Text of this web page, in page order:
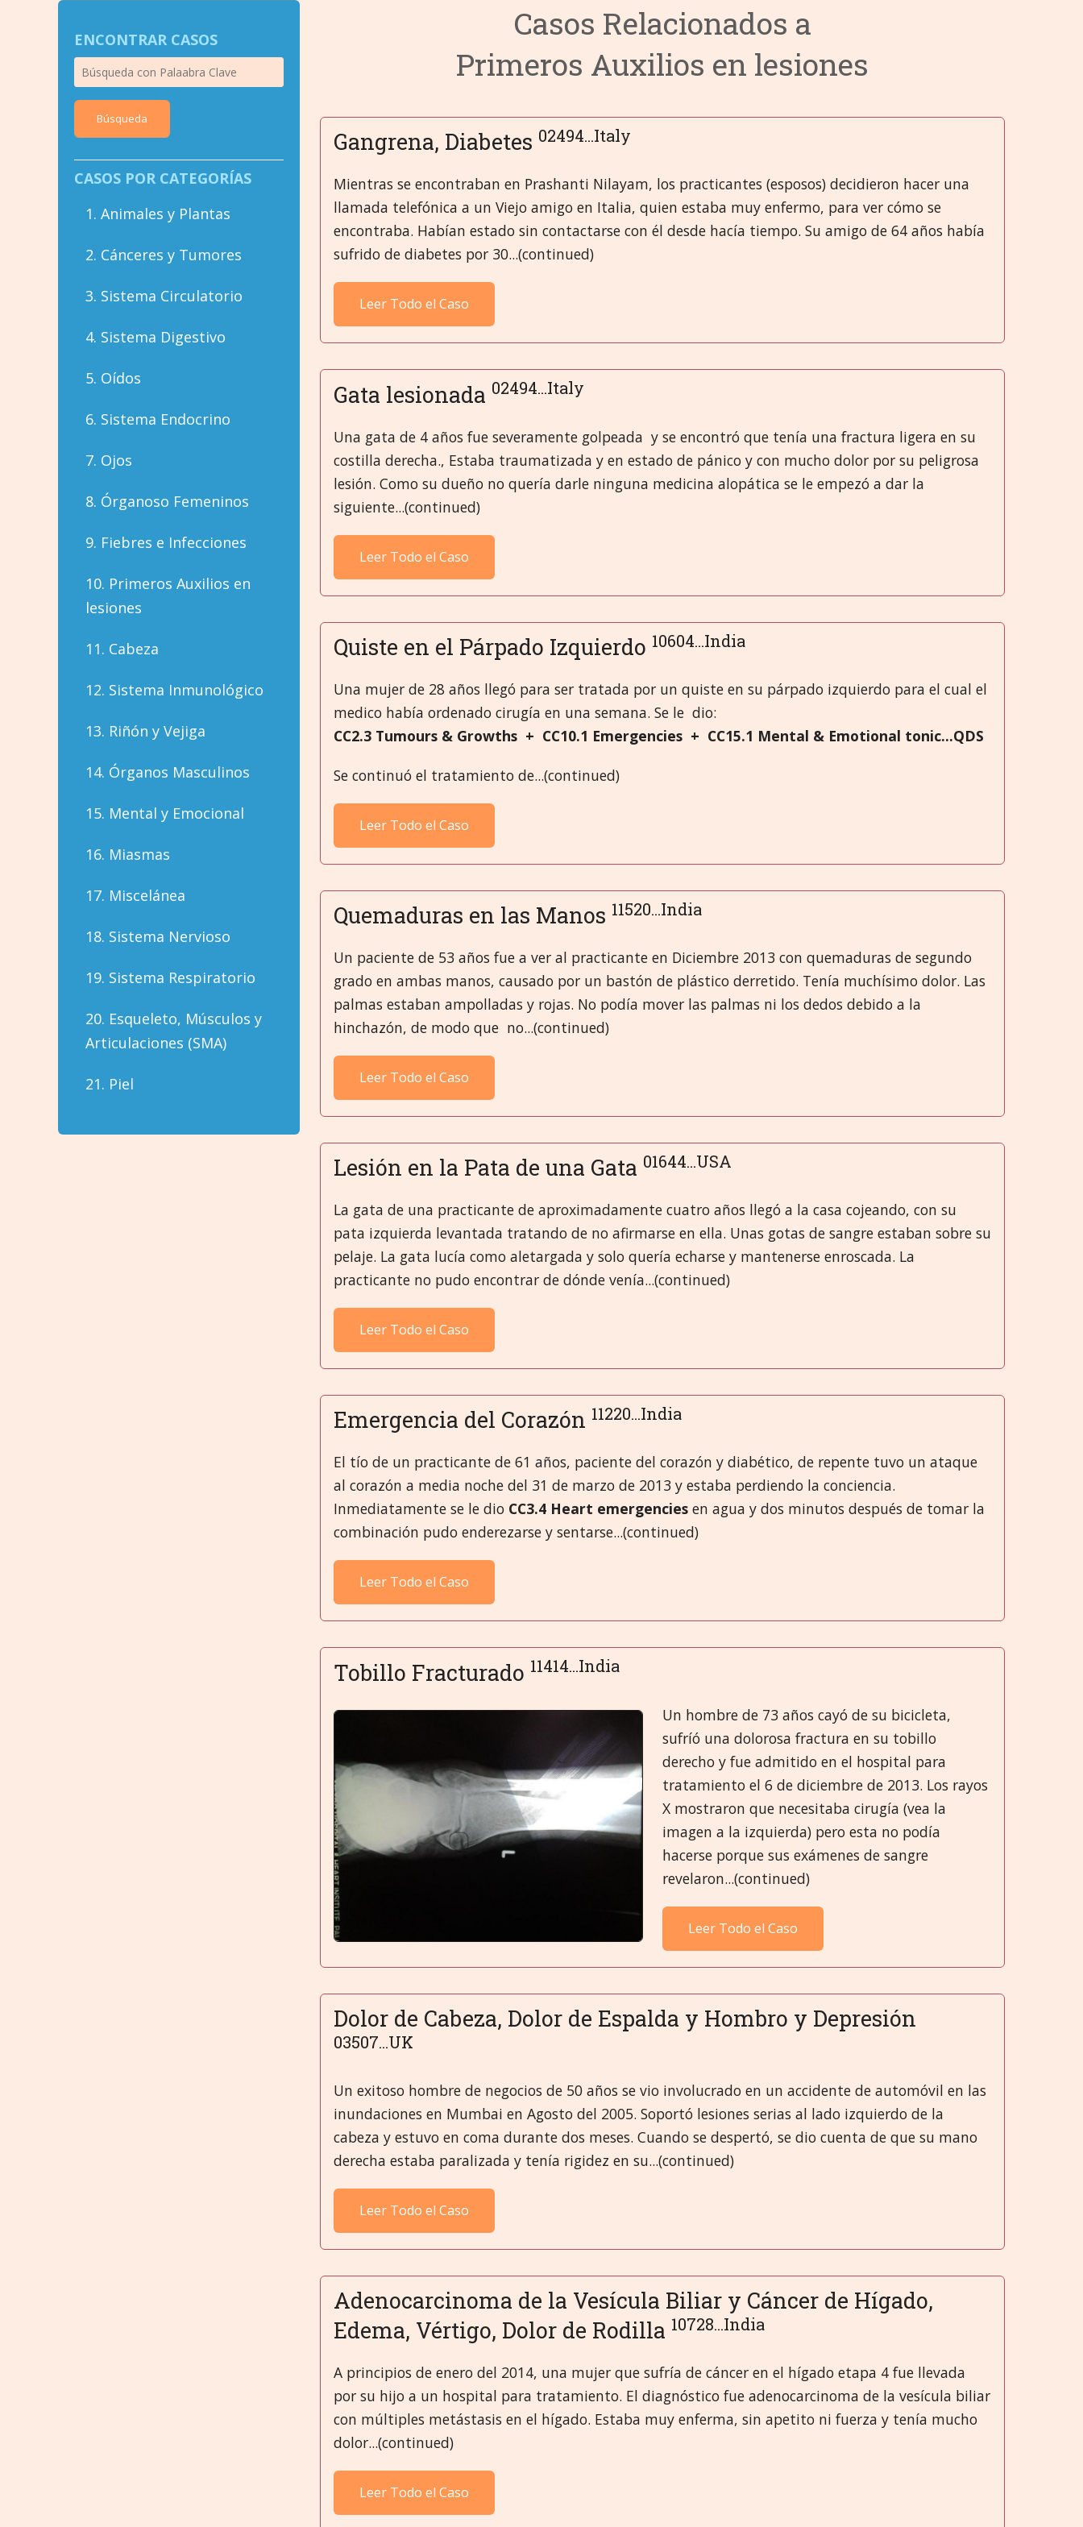
3. Sistema Circulatorio
4. Sistema Digestivo
6. Sistema Endocrino
7. Ojos
Categorías 9 a 13
9. Fiebres e Infecciones
10. Primeros Auxilios en lesiones
12. Sistema Inmunológico
Categorías 14 a 18
14. Órganos Masculinos
16. Miasmas
18. Sistema Nervioso
20. Esqueleto, Músculos y Articulaciones (SMA)
मराठी
ENCONTRAR CASOS
Búsqueda
CASOS POR CATEGORÍAS
1. Animales y Plantas
2. Cánceres y Tumores
3. Sistema Circulatorio
4. Sistema Digestivo
5. Oídos
6. Sistema Endocrino
7. Ojos
8. Órganoso Femeninos
9. Fiebres e Infecciones
10. Primeros Auxilios en
lesiones
11. Cabeza
12. Sistema Inmunológico
13. Riñón y Vejiga
14. Órganos Masculinos
15. Mental y Emocional
16. Miasmas
17. Miscelánea
18. Sistema Nervioso
19. Sistema Respiratorio
20. Esqueleto, Músculos y
Articulaciones (SMA)
21. Piel
Casos Relacionados a
Primeros Auxilios en lesiones
Gangrena, Diabetes 02494...Italy
Mientras se encontraban en Prashanti Nilayam, los practicantes (esposos) decidieron hacer una
llamada telefónica a un Viejo amigo en Italia, quien estaba muy enfermo, para ver cómo se
encontraba. Habían estado sin contactarse con él desde hacía tiempo. Su amigo de 64 años había
sufrido de diabetes por 30...(continued)
Leer Todo el Caso
Gata lesionada 02494...Italy
Una gata de 4 años fue severamente golpeada y se encontró que tenía una fractura ligera en su
costilla derecha., Estaba traumatizada y en estado de pánico y con mucho dolor por su peligrosa
lesión. Como su dueño no quería darle ninguna medicina alopática se le empezó a dar la
siguiente...(continued)
Leer Todo el Caso
Quiste en el Párpado Izquierdo 10604...India
Una mujer de 28 años llegó para ser tratada por un quiste en su párpado izquierdo para el cual el
medico había ordenado cirugía en una semana. Se le dio:
CC2.3 Tumours & Growths + CC10.1 Emergencies + CC15.1 Mental & Emotional tonic...QDS
Se continuó el tratamiento de...(continued)
Leer Todo el Caso
Quemaduras en las Manos 11520...India
Un paciente de 53 años fue a ver al practicante en Diciembre 2013 con quemaduras de segundo
grado en ambas manos, causado por un bastón de plástico derretido. Tenía muchísimo dolor. Las
palmas estaban ampolladas y rojas. No podía mover las palmas ni los dedos debido a la
hinchazón, de modo que no...(continued)
Leer Todo el Caso
Lesión en la Pata de una Gata 01644...USA
La gata de una practicante de aproximadamente cuatro años llegó a la casa cojeando, con su
pata izquierda levantada tratando de no afirmarse en ella. Unas gotas de sangre estaban sobre su
pelaje. La gata lucía como aletargada y solo quería echarse y mantenerse enroscada. La
practicante no pudo encontrar de dónde venía...(continued)
Leer Todo el Caso
Emergencia del Corazón 11220...India
El tío de un practicante de 61 años, paciente del corazón y diabético, de repente tuvo un ataque
al corazón a media noche del 31 de marzo de 2013 y estaba perdiendo la conciencia.
Inmediatamente se le dio CC3.4 Heart emergencies en agua y dos minutos después de tomar la
combinación pudo enderezarse y sentarse...(continued)
Leer Todo el Caso
Tobillo Fracturado 11414...India
Un hombre de 73 años cayó de su bicicleta,
sufríó una dolorosa fractura en su tobillo
derecho y fue admitido en el hospital para
tratamiento el 6 de diciembre de 2013. Los rayos
X mostraron que necesitaba cirugía (vea la
imagen a la izquierda) pero esta no podía
hacerse porque sus exámenes de sangre
revelaron...(continued)
Leer Todo el Caso
Dolor de Cabeza, Dolor de Espalda y Hombro y Depresión
03507...UK
Un exitoso hombre de negocios de 50 años se vio involucrado en un accidente de automóvil en las
inundaciones en Mumbai en Agosto del 2005. Soportó lesiones serias al lado izquierdo de la
cabeza y estuvo en coma durante dos meses. Cuando se despertó, se dio cuenta de que su mano
derecha estaba paralizada y tenía rigidez en su...(continued)
Leer Todo el Caso
Adenocarcinoma de la Vesícula Biliar y Cáncer de Hígado,
Edema, Vértigo, Dolor de Rodilla 10728...India
A principios de enero del 2014, una mujer que sufría de cáncer en el hígado etapa 4 fue llevada
por su hijo a un hospital para tratamiento. El diagnóstico fue adenocarcinoma de la vesícula biliar
con múltiples metástasis en el hígado. Estaba muy enferma, sin apetito ni fuerza y tenía mucho
dolor...(continued)
Leer Todo el Caso